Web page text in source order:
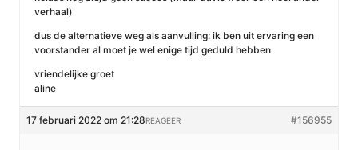
verhaal)
dus de alternatieve weg als aanvulling: ik ben uit ervaring een
voorstander al moet je wel enige tijd geduld hebben
vriendelijke groet
aline
17 februari 2022 om 21:28 #156955
REAGEER